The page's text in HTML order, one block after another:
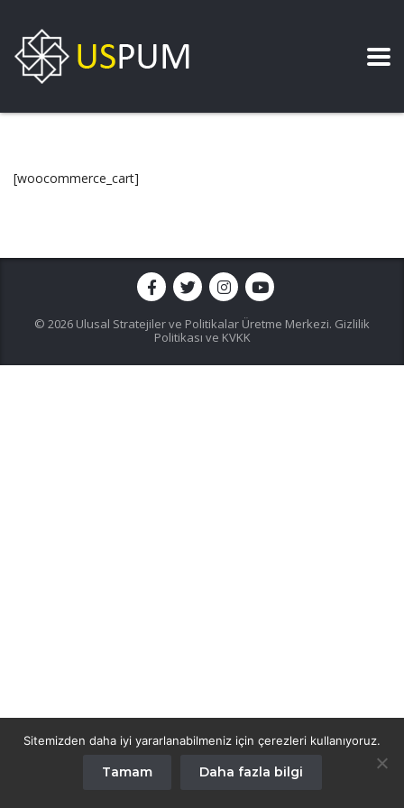
[woocommerce_cart]
© 2026 Ulusal Stratejiler ve Politikalar Üretme Merkezi. Gizlilik
Politikası ve KVKK
Sitemizden daha iyi yararlanabilmeniz için çerezleri kullanıyoruz.
Tamam Daha fazla bilgi